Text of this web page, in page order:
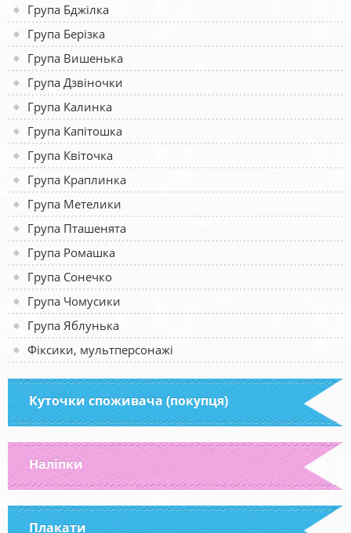
Група Бджілка
Група Берізка
Група Вишенька
Група Дзвіночки
Група Калинка
Група Капітошка
Група Квіточка
Група Краплинка
Група Метелики
Група Пташенята
Група Ромашка
Група Сонечко
Група Чомусики
Група Яблунька
Фіксики, мультперсонажі
Куточки споживача (покупця)
Наліпки
Плакати